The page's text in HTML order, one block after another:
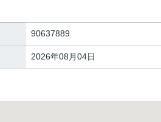
90637889
2026年08月04日